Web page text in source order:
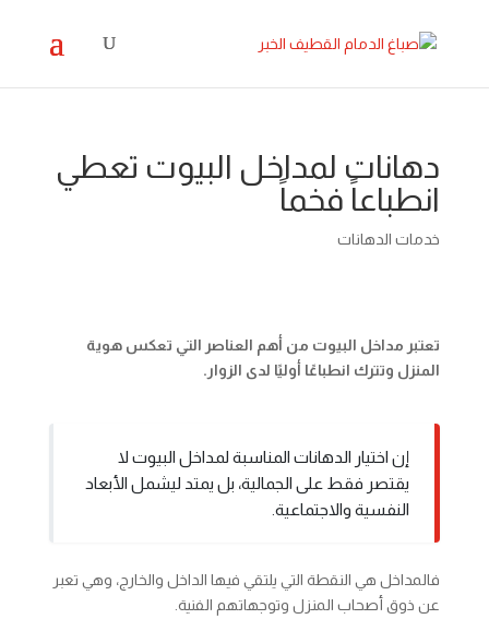
دهانات لمداخل البيوت تعطي
انطباعاً فخماً
خدمات الدهانات
تعتبر مداخل البيوت من أهم العناصر التي تعكس هوية
المنزل وتترك انطباعًا أوليًا لدى الزوار.
إن اختيار الدهانات المناسبة لمداخل البيوت لا
يقتصر فقط على الجمالية، بل يمتد ليشمل الأبعاد
النفسية والاجتماعية.
فالمداخل هي النقطة التي يلتقي فيها الداخل والخارج، وهي تعبر
عن ذوق أصحاب المنزل وتوجهاتهم الفنية.